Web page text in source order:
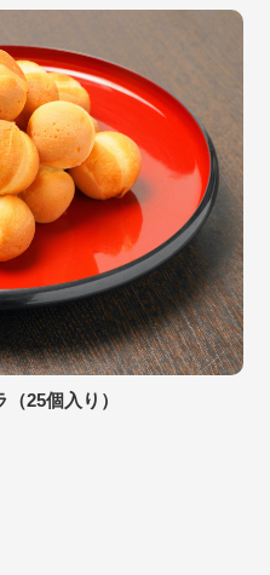
25個入り）